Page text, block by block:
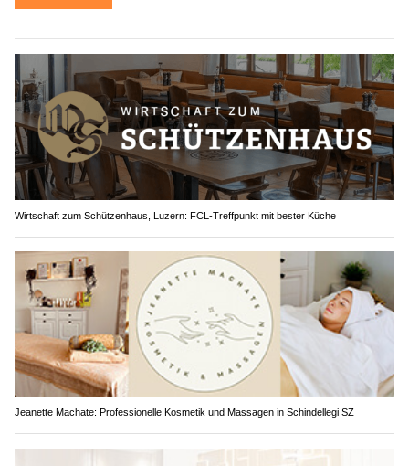
Wirtschaft zum Schützenhaus, Luzern: FCL-Treffpunkt mit bester Küche
Jeanette Machate: Professionelle Kosmetik und Massagen in Schindellegi SZ